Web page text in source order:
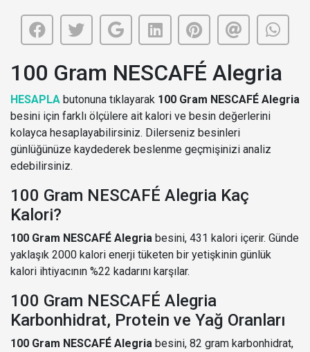
100 Gram NESCAFÉ Alegria
HESAPLA butonuna tıklayarak 100 Gram NESCAFÉ Alegria
besini için farklı ölçülere ait kalori ve besin değerlerini
kolayca hesaplayabilirsiniz. Dilerseniz besinleri
günlüğünüze kaydederek beslenme geçmişinizi analiz
edebilirsiniz.
100 Gram NESCAFÉ Alegria Kaç
Kalori?
100 Gram NESCAFÉ Alegria besini, 431 kalori içerir. Günde
yaklaşık 2000 kalori enerji tüketen bir yetişkinin günlük
kalori ihtiyacının %22 kadarını karşılar.
100 Gram NESCAFÉ Alegria
Karbonhidrat, Protein ve Yağ Oranları
100 Gram NESCAFÉ Alegria besini, 82 gram karbonhidrat,